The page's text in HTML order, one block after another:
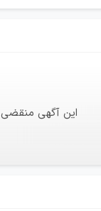
این آگهی